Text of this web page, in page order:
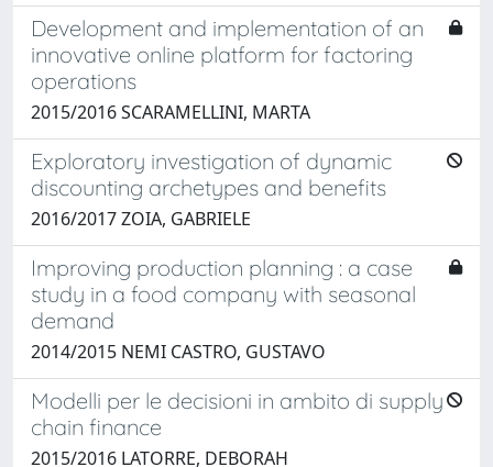
Development and implementation of an
innovative online platform for factoring
operations
2015/2016 SCARAMELLINI, MARTA
Exploratory investigation of dynamic
discounting archetypes and benefits
2016/2017 ZOIA, GABRIELE
Improving production planning : a case
study in a food company with seasonal
demand
2014/2015 NEMI CASTRO, GUSTAVO
Modelli per le decisioni in ambito di supply
chain finance
2015/2016 LATORRE, DEBORAH